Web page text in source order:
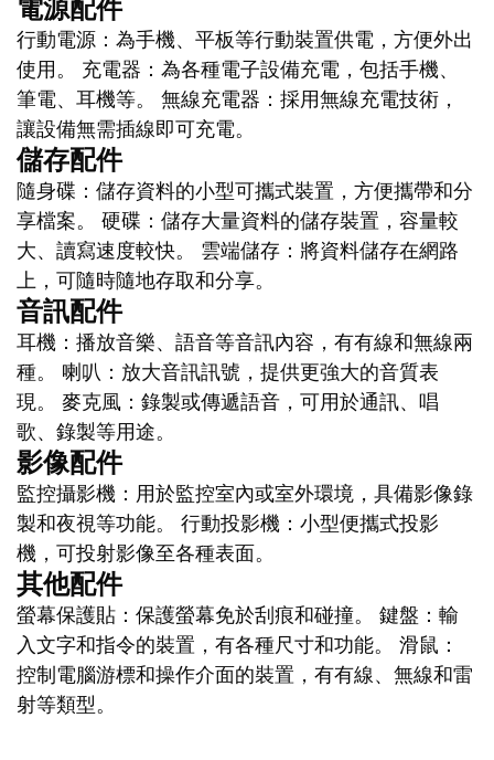
電源配件
行動電源：為手機、平板等行動裝置供電，方便外出
使用。 充電器：為各種電子設備充電，包括手機、
筆電、耳機等。 無線充電器：採用無線充電技術，
讓設備無需插線即可充電。
儲存配件
隨身碟：儲存資料的小型可攜式裝置，方便攜帶和分
享檔案。 硬碟：儲存大量資料的儲存裝置，容量較
大、讀寫速度較快。 雲端儲存：將資料儲存在網路
上，可隨時隨地存取和分享。
音訊配件
耳機：播放音樂、語音等音訊內容，有有線和無線兩
種。 喇叭：放大音訊訊號，提供更強大的音質表
現。 麥克風：錄製或傳遞語音，可用於通訊、唱
歌、錄製等用途。
影像配件
監控攝影機：用於監控室內或室外環境，具備影像錄
製和夜視等功能。 行動投影機：小型便攜式投影
機，可投射影像至各種表面。
其他配件
螢幕保護貼：保護螢幕免於刮痕和碰撞。 鍵盤：輸
入文字和指令的裝置，有各種尺寸和功能。 滑鼠：
控制電腦游標和操作介面的裝置，有有線、無線和雷
射等類型。